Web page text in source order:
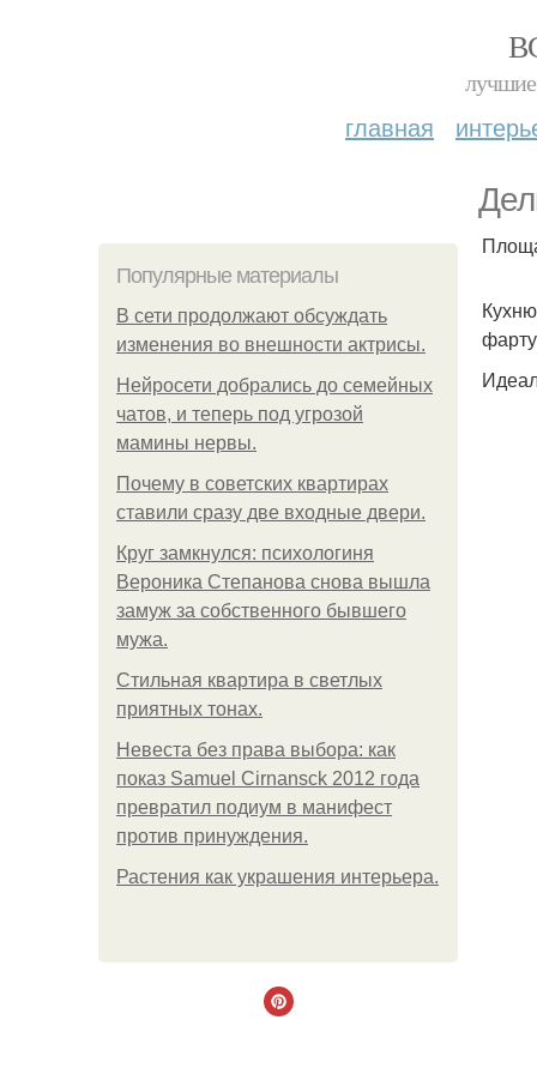
лучшие
главная
Популярные материалы
В сети продолжают обсуждать
изменения во внешности актрисы.
Нейросети добрались до семейных
чатов, и теперь под угрозой
мамины нервы.
Почему в советских квартирах
ставили сразу две входные двери.
Круг замкнулся: психологиня
Вероника Степанова снова вышла
замуж за собственного бывшего
мужа.
Стильная квартира в светлых
приятных тонах.
Невеста без права выбора: как
показ Samuel Cirnansck 2012 года
превратил подиум в манифест
против принуждения.
Растения как украшения интерьера.